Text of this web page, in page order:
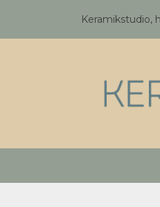
Keramikstudio,